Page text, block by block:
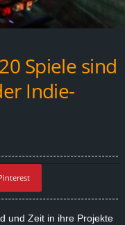
Spiele sind
Indie-
und Zeit in ihre Projekte